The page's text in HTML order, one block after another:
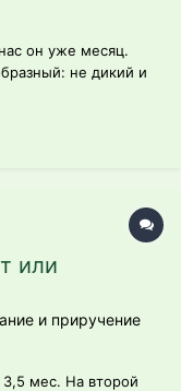
он уже месяц.
не дикий и
его
попался
или
и приручение
мес. На второй